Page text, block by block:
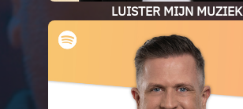
LUISTER MIJN MUZIEK